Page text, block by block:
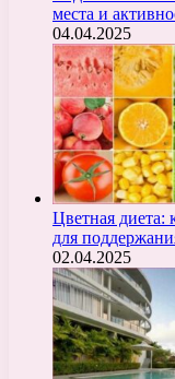
места и
04.04.2025
Цветная диета:
для
02.04.2025